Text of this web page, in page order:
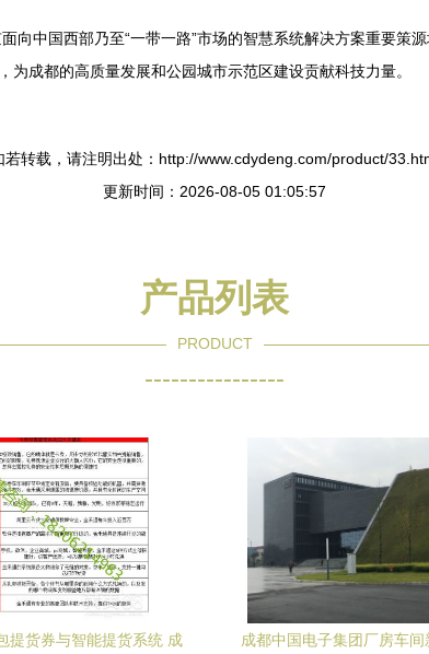
向中国西部乃至“一带一路”市场的智慧系统解决方案重要策
成都的高质量发展和公园城市示范区建设贡献科技力量。
若转载，请注明出处：http://www.cdydeng.com/product/
更新时间：2026-08-05 01:05:57
产品列表
PRODUCT
----------------
提货券与智能提货系统 成
成都中国电子集团厂房车间